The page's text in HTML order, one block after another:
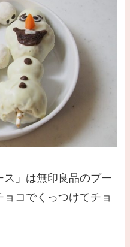
」は無印良品のブー
コでくっつけてチョ